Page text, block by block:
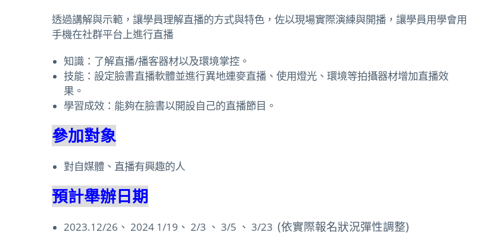
透過講解與示範，讓學員理解直播的方式與特色，佐以現場實際演練與開播，讓學員用學會用
手機在社群平台上進行直播
知識：了解直播/播客器材以及環境掌控。
技能：設定臉書直播軟體並進行異地連麥直播、使用燈光、環境等拍攝器材增加直播效
果。
學習成效：能夠在臉書以開設自己的直播節目。
參加對象
對自媒體、直播有興趣的人
預計舉辦日期
2023.12/26、 2024 1/19、 2/3 、 3/5 、 3/23 (依實際報名狀況彈性調整)